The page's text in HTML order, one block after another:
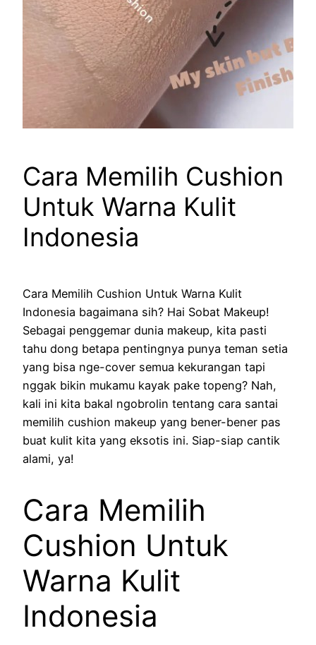
Cara Memilih Cushion
Untuk Warna Kulit
Indonesia
Cara Memilih Cushion Untuk Warna Kulit
Indonesia bagaimana sih? Hai Sobat Makeup!
Sebagai penggemar dunia makeup, kita pasti
tahu dong betapa pentingnya punya teman setia
yang bisa nge-cover semua kekurangan tapi
nggak bikin mukamu kayak pake topeng? Nah,
kali ini kita bakal ngobrolin tentang cara santai
memilih cushion makeup yang bener-bener pas
buat kulit kita yang eksotis ini. Siap-siap cantik
alami, ya!
Cara Memilih
Cushion Untuk
Warna Kulit
Indonesia